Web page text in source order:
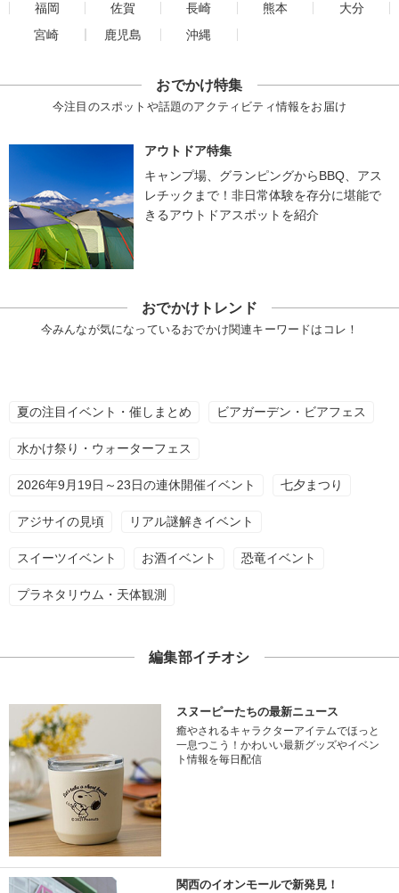
福岡
佐賀 長崎 熊本
大分
宮崎
鹿児島 沖縄
おでかけ特集
今注目のスポットや話題のアクティビティ情報をお届け
アウトドア特集
キャンプ場、グランピングからBBQ、アス
レチックまで！非日常体験を存分に堪能で
きるアウトドアスポットを紹介
おでかけトレンド
今みんなが気になっているおでかけ関連キーワードはコレ！
夏の注目イベント・催しまとめ ビアガーデン・ビアフェス
水かけ祭り・ウォーターフェス
2026年9月19日～23日の連休開催イベント 七夕まつり
アジサイの見頃 リアル謎解きイベント
スイーツイベント お酒イベント 恐竜イベント
プラネタリウム・天体観測
編集部イチオシ
スヌーピーたちの最新ニュース
癒やされるキャラクターアイテムでほっと
一息つこう！かわいい最新グッズやイベン
ト情報を毎日配信
関西のイオンモールで新発見！